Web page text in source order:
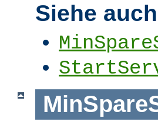
Siehe auch